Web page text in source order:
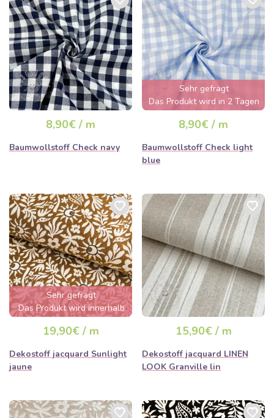
8,90€ / m
Baumwollstoff Check navy
Sehr gefragt
Das Produkt wird in 2 Tagen
ausverkauft sein
8,90€ / m
Baumwollstoff Check light
blue
Sehr gefragt
Das Produkt wird innerhalb
von wenigen Stunden
ausverkauft sein
19,90€ / m
Dekostoff jacquard Sunlight
jaune
15,90€ / m
Dekostoff jacquard LINEN
LOOK Granville lin